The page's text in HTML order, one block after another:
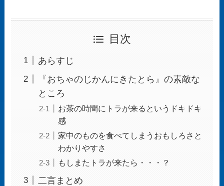
目次
あらすじ
『おちゃのじかんにきたとら』の素敵な
ところ
お茶の時間にトラが来るというドキドキ
感
家中のものを食べてしまうおもしろさと
わかりやすさ
もしまたトラが来たら・・・？
二言まとめ